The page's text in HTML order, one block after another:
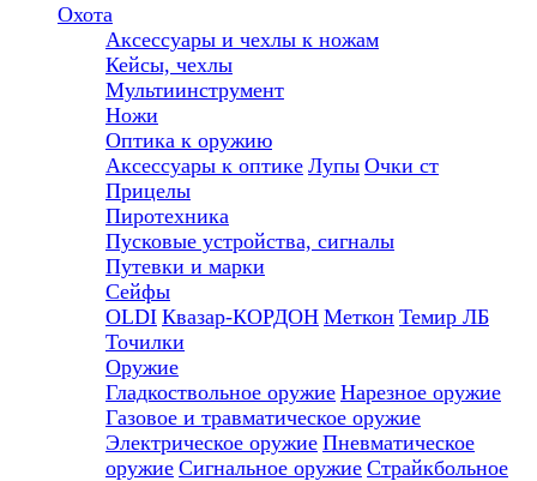
Охота
Аксессуары и чехлы к ножам
Кейсы, чехлы
Мультиинструмент
Ножи
Оптика к оружию
Аксессуары к оптике Лупы Очки ст
Прицелы
Пиротехника
Пусковые устройства, сигналы
Путевки и марки
Сейфы
OLDI Квазар-КОРДОН Меткон Темир ЛБ
Точилки
Оружие
Гладкоствольное оружие Нарезное оружие
Газовое и травматическое оружие
Электрическое оружие Пневматическое
оружие Сигнальное оружие Страйкбольное